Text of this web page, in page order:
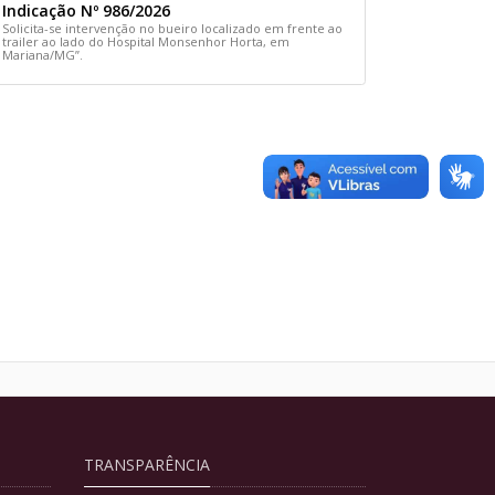
Indicação Nº 986/2026
Solicita-se intervenção no bueiro localizado em frente ao
trailer ao lado do Hospital Monsenhor Horta, em
Mariana/MG”.
TRANSPARÊNCIA